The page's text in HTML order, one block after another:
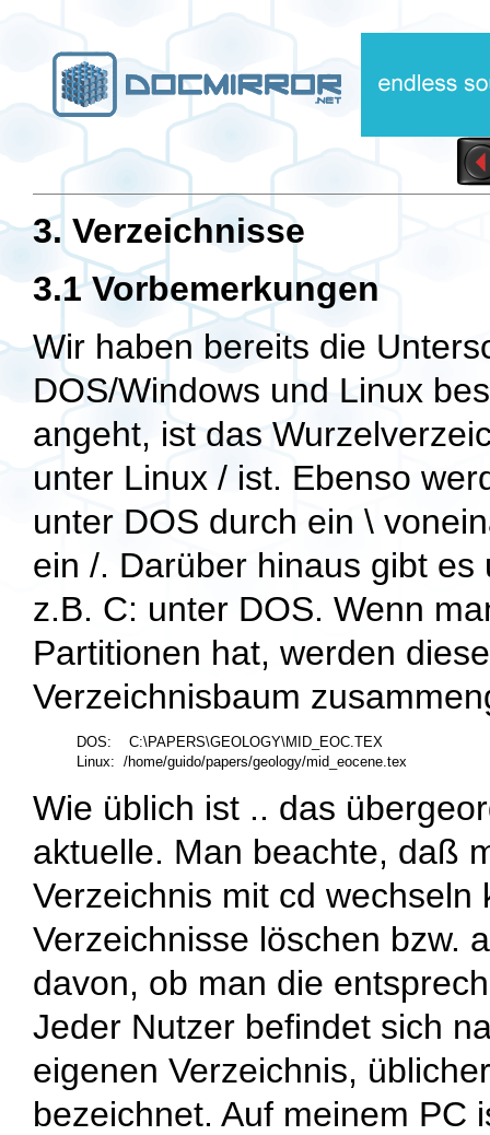
3. Verzeichnisse
3.1 Vorbemerkungen
Wir haben bereits die
DOS/Windows und Linux
angeht, ist das
unter Linux / ist. Ebenso
unter DOS durch ein \
ein /. Darüber hinaus gibt
z.B. C: unter DOS. Wenn
Partitionen hat, werden
Verzeichnisbaum
DOS:    C:\PAPERS\GEOLOGY\MID_EOC.TEX
Wie üblich ist .. das
aktuelle. Man beachte, daß
Verzeichnis mit cd wechseln
Verzeichnisse löschen bzw.
davon, ob man die
Jeder Nutzer befindet sich
eigenen Verzeichnis,
bezeichnet. Auf meinem PC